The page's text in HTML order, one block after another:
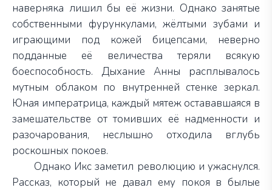
наверняка лишил бы её жизни. Однако занятые
собственными фурункулами, жёлтыми зубами и
играющими под кожей бицепсами, неверно
подданные её величества теряли всякую
боеспособность. Дыхание Анны расплывалось
мутным облаком по внутренней стенке зеркал.
Юная императрица, каждый мятеж остававшаяся в
замешательстве от томивших её надменности и
разочарования, неслышно отходила вглубь
роскошных покоев.
Однако Икс заметил революцию и ужаснулся.
Рассказ, который не давал ему покоя в былые